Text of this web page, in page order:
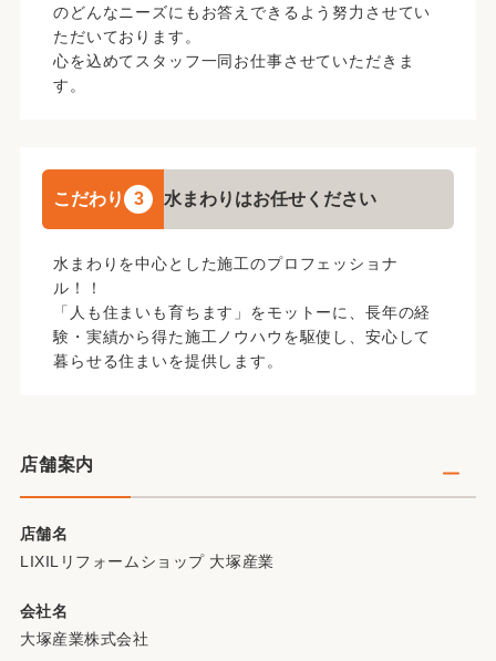
当社は宇都宮市にある小さなリフォーム工事店です。
お客様の小さなお悩みにもお答えできるようどんな工事
でも真面目に、心を込めてスタッフ一同お仕事させてい
ただきます。
自社職人による責任施工を基本として、日々お客様のど
んなニーズにもお答えできるよう努力させていただいて
女性スタッフも多数在籍しておりますので、お家のお困
り事をどんなことでも一度お気軽にご連絡お問い合わせ
くださいませ。
新型コロナウイルス感染症の対応について
のどんなニーズにもお答えできるよう努力させてい
ただいております。
心を込めてスタッフ一同お仕事させていただきま
す。
こだわり 3 水まわりはお任せください
水まわりを中心とした施工のプロフェッショナ
ル！！
「人も住まいも育ちます」をモットーに、長年の経
験・実績から得た施工ノウハウを駆使し、安心して
暮らせる住まいを提供します。
店舗案内
店舗名
LIXILリフォームショップ 大塚産業
会社名
大塚産業株式会社